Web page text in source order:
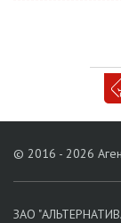
© 2016 - 2026
ЗАО